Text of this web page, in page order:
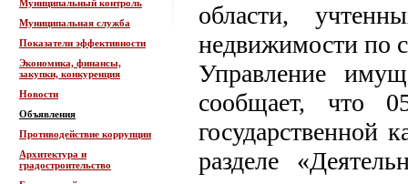
Муниципальный контроль
Муниципальная служба
Показатели эффективности
Экономика, финансы,
закупки, конкуренция
Новости
Объявления
Противодействие коррупции
Архитектура и
градостроительство
области,
недвижимости по
Управление
сообщает, что
государственной
разделе